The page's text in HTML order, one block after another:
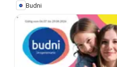
Budni